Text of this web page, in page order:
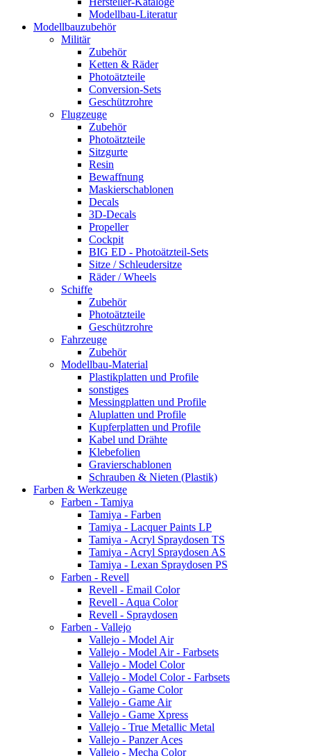
Modellbau-Literatur
Modellbauzubehör
Militär
Zubehör
Ketten & Räder
Photoätzteile
Conversion-Sets
Geschützrohre
Flugzeuge
Zubehör
Photoätzteile
Sitzgurte
Resin
Bewaffnung
Maskierschablonen
Decals
3D-Decals
Propeller
Cockpit
BIG ED - Photoätzteil-Sets
Sitze / Schleudersitze
Räder / Wheels
Schiffe
Zubehör
Photoätzteile
Geschützrohre
Fahrzeuge
Zubehör
Modellbau-Material
Plastikplatten und Profile
sonstiges
Messingplatten und Profile
Aluplatten und Profile
Kupferplatten und Profile
Kabel und Drähte
Klebefolien
Gravierschablonen
Schrauben & Nieten (Plastik)
Farben & Werkzeuge
Farben - Tamiya
Tamiya - Farben
Tamiya - Lacquer Paints LP
Tamiya - Acryl Spraydosen TS
Tamiya - Acryl Spraydosen AS
Tamiya - Lexan Spraydosen PS
Farben - Revell
Revell - Email Color
Revell - Aqua Color
Revell - Spraydosen
Farben - Vallejo
Vallejo - Model Air
Vallejo - Model Air - Farbsets
Vallejo - Model Color
Vallejo - Model Color - Farbsets
Vallejo - Game Color
Vallejo - Game Air
Vallejo - Game Xpress
Vallejo - True Metallic Metal
Vallejo - Panzer Aces
Vallejo - Mecha Color